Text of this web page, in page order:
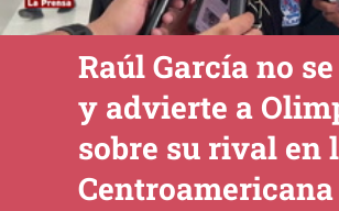
Raúl García no
y advierte a
sobre su rival en
Centroamericana